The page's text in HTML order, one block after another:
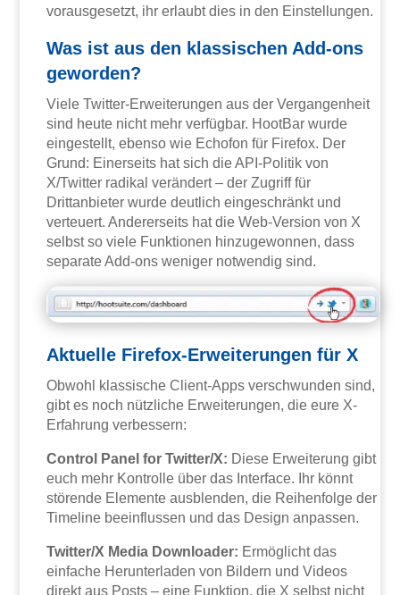
vorausgesetzt, ihr erlaubt dies in den Einstellungen.
Was ist aus den klassischen Add-ons
geworden?
Viele Twitter-Erweiterungen aus der Vergangenheit
sind heute nicht mehr verfügbar. HootBar wurde
eingestellt, ebenso wie Echofon für Firefox. Der
Grund: Einerseits hat sich die API-Politik von
X/Twitter radikal verändert – der Zugriff für
Drittanbieter wurde deutlich eingeschränkt und
verteuert. Andererseits hat die Web-Version von X
selbst so viele Funktionen hinzugewonnen, dass
separate Add-ons weniger notwendig sind.
Aktuelle Firefox-Erweiterungen für X
Obwohl klassische Client-Apps verschwunden sind,
gibt es noch nützliche Erweiterungen, die eure X-
Erfahrung verbessern:
Control Panel for Twitter/X: Diese Erweiterung gibt
euch mehr Kontrolle über das Interface. Ihr könnt
störende Elemente ausblenden, die Reihenfolge der
Timeline beeinflussen und das Design anpassen.
Twitter/X Media Downloader: Ermöglicht das
einfache Herunterladen von Bildern und Videos
direkt aus Posts – eine Funktion, die X selbst nicht